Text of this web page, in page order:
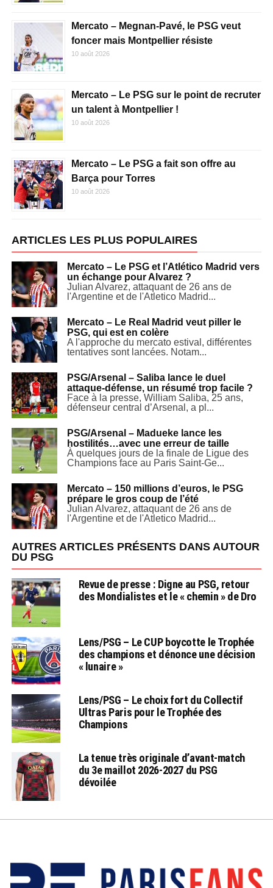
Mercato – Megnan-Pavé, le PSG veut
foncer mais Montpellier résiste
10 août 2026
Mercato – Le PSG sur le point de recruter
un talent à Montpellier !
10 août 2026
Mercato – Le PSG a fait son offre au
Barça pour Torres
10 août 2026
ARTICLES LES PLUS POPULAIRES
Mercato – Le PSG et l’Atlético Madrid vers
un échange pour Alvarez ?
Julian Alvarez, attaquant de 26 ans de
l'Argentine et de l'Atletico Madrid...
Mercato – Le Real Madrid veut piller le
PSG, qui est en colère
A l'approche du mercato estival, différentes
tentatives sont lancées. Notam...
PSG/Arsenal – Saliba lance le duel
attaque-défense, un résumé trop facile ?
Face à la presse, William Saliba, 25 ans,
défenseur central d’Arsenal, a pl...
PSG/Arsenal – Madueke lance les
hostilités…avec une erreur de taille
À quelques jours de la finale de Ligue des
Champions face au Paris Saint-Ge...
Mercato – 150 millions d’euros, le PSG
prépare le gros coup de l’été
Julian Alvarez, attaquant de 26 ans de
l'Argentine et de l'Atletico Madrid...
AUTRES ARTICLES PRÉSENTS DANS AUTOUR
DU PSG
Revue de presse : Digne au PSG, retour
des Mondialistes et le « chemin » de Dro
Lens/PSG – Le CUP boycotte le Trophée
des champions et dénonce une décision
« lunaire »
Lens/PSG – Le choix fort du Collectif
Ultras Paris pour le Trophée des
Champions
La tenue très originale d’avant-match
du 3e maillot 2026-2027 du PSG
dévoilée